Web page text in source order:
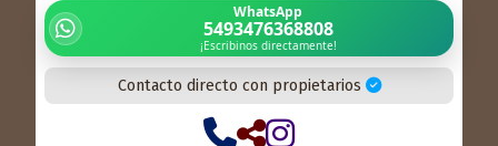
WhatsApp
5493476368808
¡Escribinos directamente!
Contacto directo con propietarios